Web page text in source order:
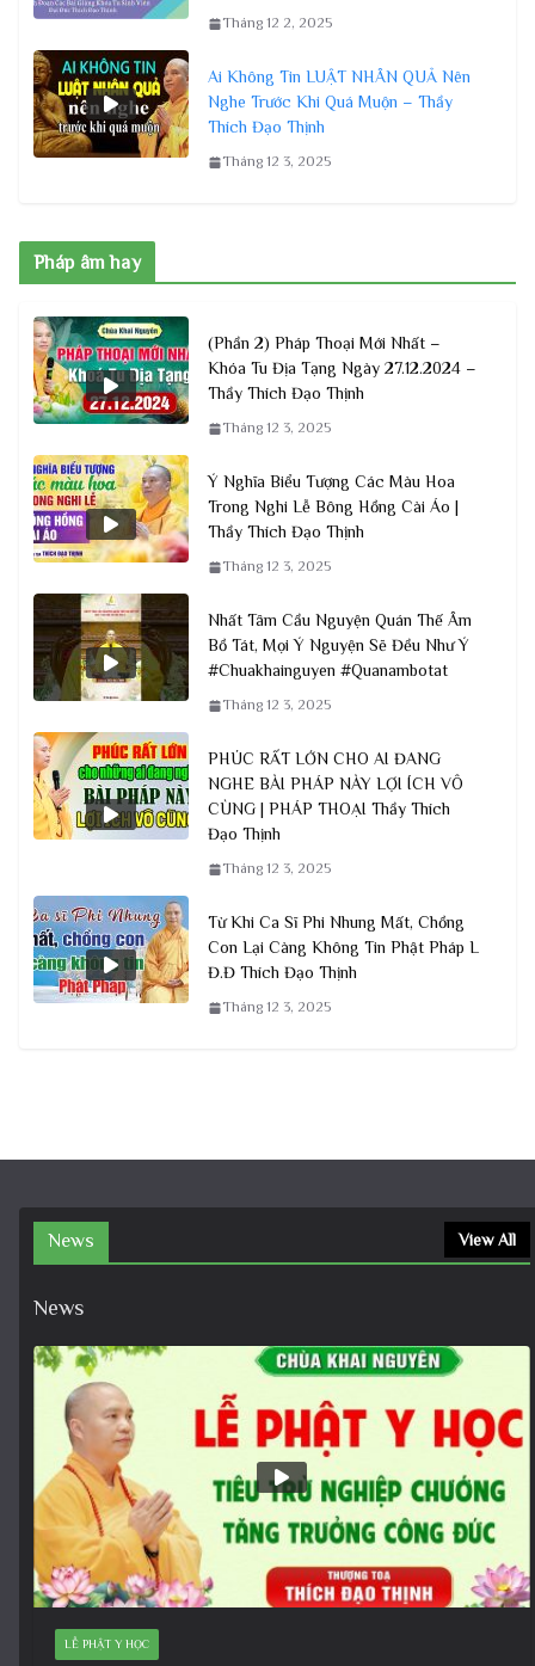
Tháng 12 2, 2025
Ai Không Tin LUẬT NHÂN QUẢ Nên
Nghe Trước Khi Quá Muộn – Thầy
Thích Đạo Thịnh
Tháng 12 3, 2025
Pháp âm hay
(Phần 2) Pháp Thoại Mới Nhất –
Khóa Tu Địa Tạng Ngày 27.12.2024 –
Thầy Thích Đạo Thịnh
Tháng 12 3, 2025
Ý Nghĩa Biểu Tượng Các Màu Hoa
Trong Nghi Lễ Bông Hồng Cài Áo |
Thầy Thích Đạo Thịnh
Tháng 12 3, 2025
Nhất Tâm Cầu Nguyện Quán Thế Âm
Bồ Tát, Mọi Ý Nguyện Sẽ Đều Như Ý
#Chuakhainguyen #Quanambotat
Tháng 12 3, 2025
PHÚC RẤT LỚN CHO AI ĐANG
NGHE BÀI PHÁP NÀY LỢI ÍCH VÔ
CÙNG | PHÁP THOẠI Thầy Thích
Đạo Thịnh
Tháng 12 3, 2025
Từ Khi Ca Sĩ Phi Nhung Mất, Chồng
Con Lại Càng Không Tin Phật Pháp L
Đ.Đ Thích Đạo Thịnh
Tháng 12 3, 2025
News View All
News
LỄ PHẬT Y HỌC